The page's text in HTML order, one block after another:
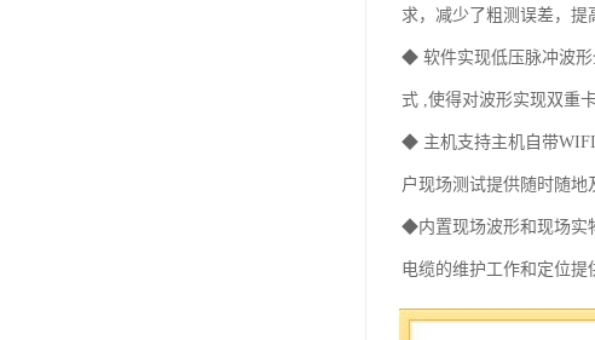
求，减少了粗测误差，提
◆ 软件实现低压脉冲波形
式 ,使得对波形实现双重
◆ 主机支持主机自带WIFI
户现场测试提供随时随地
◆内置现场波形和现场实
电缆的维护工作和定位提
◆ 关键的定点仪部分可直